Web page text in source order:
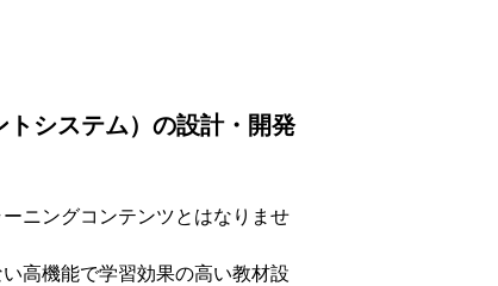
システム）の設計・開発
ニングコンテンツとはなりませ
高機能で学習効果の高い教材設